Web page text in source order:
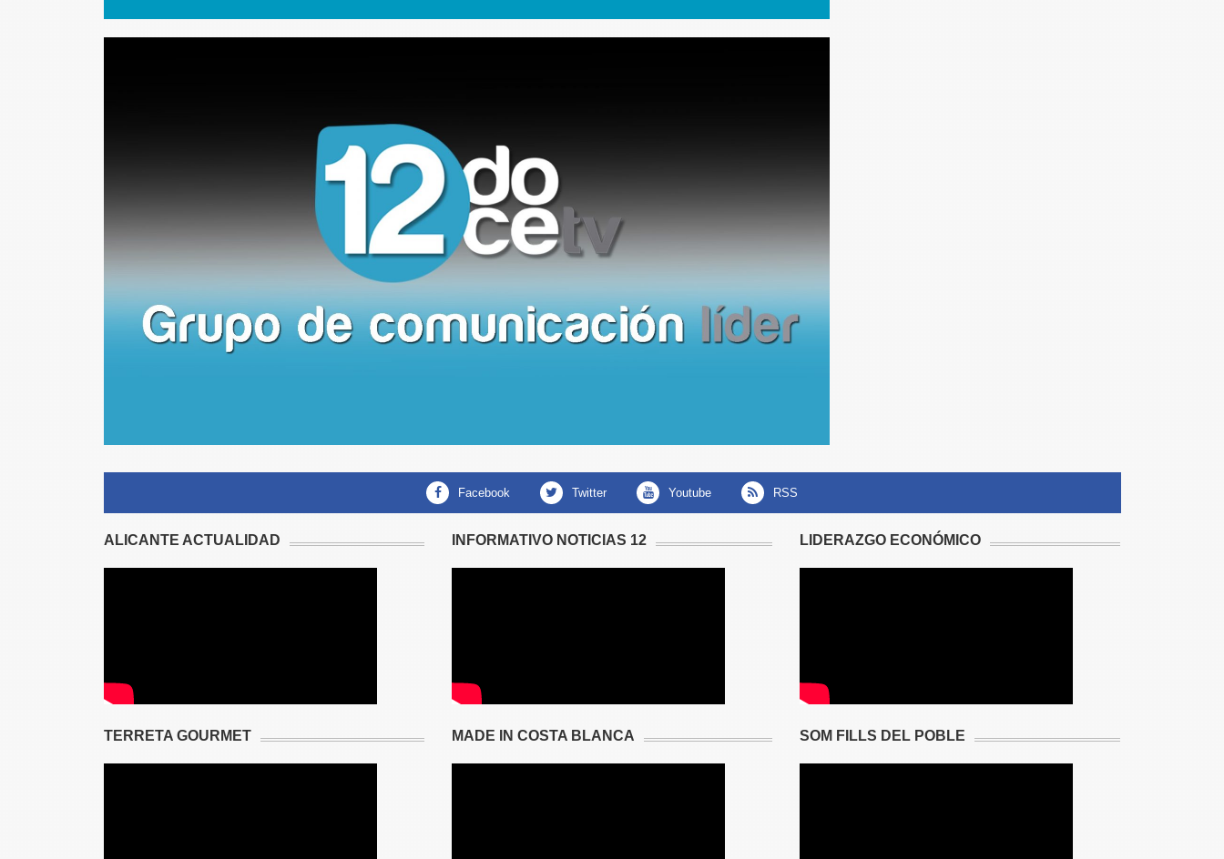
facebook twitter youtube RSS
ALICANTE ACTUALIDAD
TERRETA GOURMET
INFORMATIVO NOTICIAS 12
MADE IN COSTA BLANCA
LIDERAZGO ECONÓMICO
SOM FILLS DEL POBLE